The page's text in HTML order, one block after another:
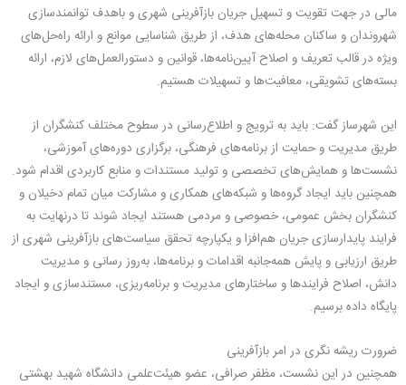
مالی در جهت تقویت و تسهیل جریان بازآفرینی شهری و باهدف توانمندسازی
شهروندان و ساکنان محله‌های هدف، از طریق شناسایی موانع و ارائه راه‌حل‌های
ویژه در قالب تعریف و اصلاح آیین‌نامه‌ها، قوانین و دستورالعمل‌های لازم، ارائه
بسته‌های تشویقی، معافیت‌ها و تسهیلات هستیم.
این شهرساز گفت: باید به ترویج و اطلاع‌رسانی در سطوح مختلف کنشگران از
طریق مدیریت و حمایت از برنامه‌های فرهنگی، برگزاری دوره‌های آموزشی،
نشست‌ها و همایش‌های تخصصی و تولید مستندات و منابع کاربردی اقدام شود.
همچنین باید ایجاد گروه‌ها و شبکه‌های همکاری و مشارکت میان تمام دخیلان و
کنشگران بخش عمومی، خصوصی و مردمی هستند ایجاد شوند تا درنهایت به
فرایند پایدارسازی جریان هم‌افزا و یکپارچه تحقق سیاست‌های بازآفرینی شهری از
طریق ارزیابی و پایش همه‌جانبه اقدامات و برنامه‌ها، به‌روز رسانی و مدیریت
دانش، اصلاح فرایندها و ساختارهای مدیریت و برنامه‌ریزی، مستندسازی و ایجاد
پایگاه داده برسیم.
ضرورت ریشه نگری در امر بازآفرینی
همچنین در این نشست، مظفر صرافی، عضو هیئت‌علمی دانشگاه شهید بهشتی